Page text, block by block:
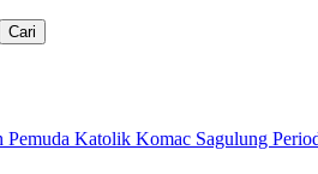
Katolik Komac Sagulung